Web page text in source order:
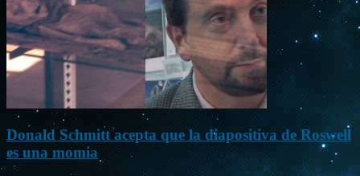
Donald Schmitt acepta que la diapositiva de Roswell
es una momia